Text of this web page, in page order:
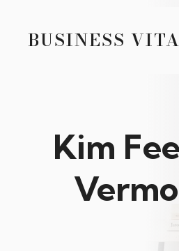
BUSINESS
Kim